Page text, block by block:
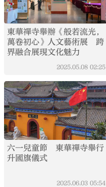
東華禪寺舉辦《般若流光，
萬卷初心》人文藝術展 跨
界融合展現文化魅力
2025.05.08 02:25
六一兒童節 東華禪寺舉行
升國旗儀式
2025.06.03 05:54